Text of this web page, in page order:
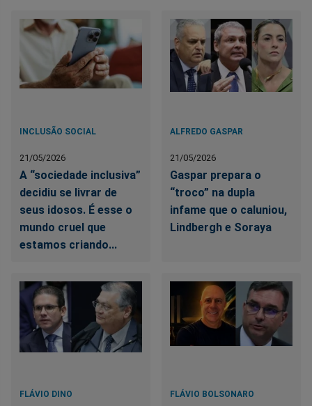
INCLUSÃO SOCIAL
21/05/2026
A “sociedade inclusiva”
decidiu se livrar de
seus idosos. É esse o
mundo cruel que
estamos criando...
ALFREDO GASPAR
21/05/2026
Gaspar prepara o
“troco” na dupla
infame que o caluniou,
Lindbergh e Soraya
FLÁVIO DINO FLÁVIO BOLSONARO